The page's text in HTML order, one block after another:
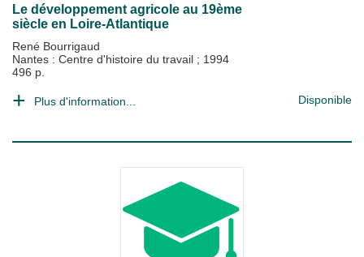
Le développement agricole au 19ème
siècle en Loire-Atlantique
René Bourrigaud
Nantes : Centre d'histoire du travail ; 1994
496 p.
Plus d'information... Disponible